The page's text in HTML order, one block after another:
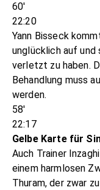
60'
22:20
Yann Bisseck
unglücklich auf und
verletzt zu haben.
Behandlung muss
werden.
58'
22:17
Gelbe Karte für
Auch Trainer
einem harmlosen
Thuram, der zwar